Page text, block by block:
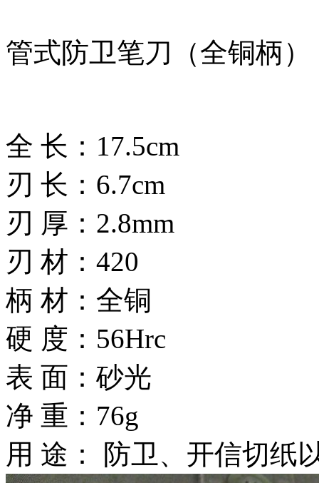
管式防卫笔刀（全铜柄）
全 长：17.5cm
刃 长：6.7cm
刃 厚：2.8mm
刃 材：420
柄 材：全铜
硬 度：56Hrc
表 面：砂光
净 重：76g
用 途： 防卫、开信切纸